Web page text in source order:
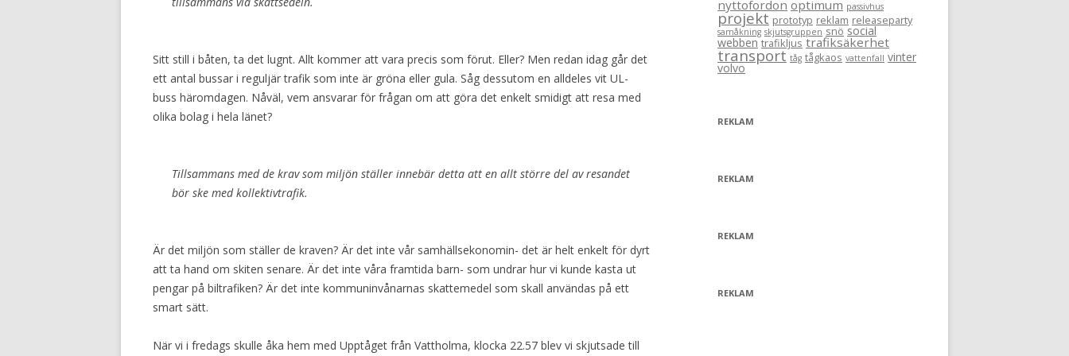
Sitt still i båten, ta det lugnt. Allt kommer att vara precis som förut. Eller? Men redan idag går det
ett antal bussar i reguljär trafik som inte är gröna eller gula. Såg dessutom en alldeles vit UL-
buss häromdagen. Nåväl, vem ansvarar för frågan om att göra det enkelt smidigt att resa med
olika bolag i hela länet?
Tillsammans med de krav som miljön ställer innebär detta att en allt större del av resandet
bör ske med kollektivtrafik.
Är det miljön som ställer de kraven? Är det inte vår samhällsekonomin- det är helt enkelt för dyrt
att ta hand om skiten senare. Är det inte våra framtida barn- som undrar hur vi kunde kasta ut
pengar på biltrafiken? Är det inte kommuninvånarnas skattemedel som skall användas på ett
smart sätt.
När vi i fredags skulle åka hem med Upptåget från Vattholma, klocka 22.57 blev vi skjutsade till
nyttofordon optimum passivhus
projekt prototyp reklam releaseparty
samåkning skjutsgruppen snö social
webben trafikljus trafiksäkerhet
transport tåg tågkaos vattenfall vinter
volvo
REKLAM
REKLAM
REKLAM
REKLAM